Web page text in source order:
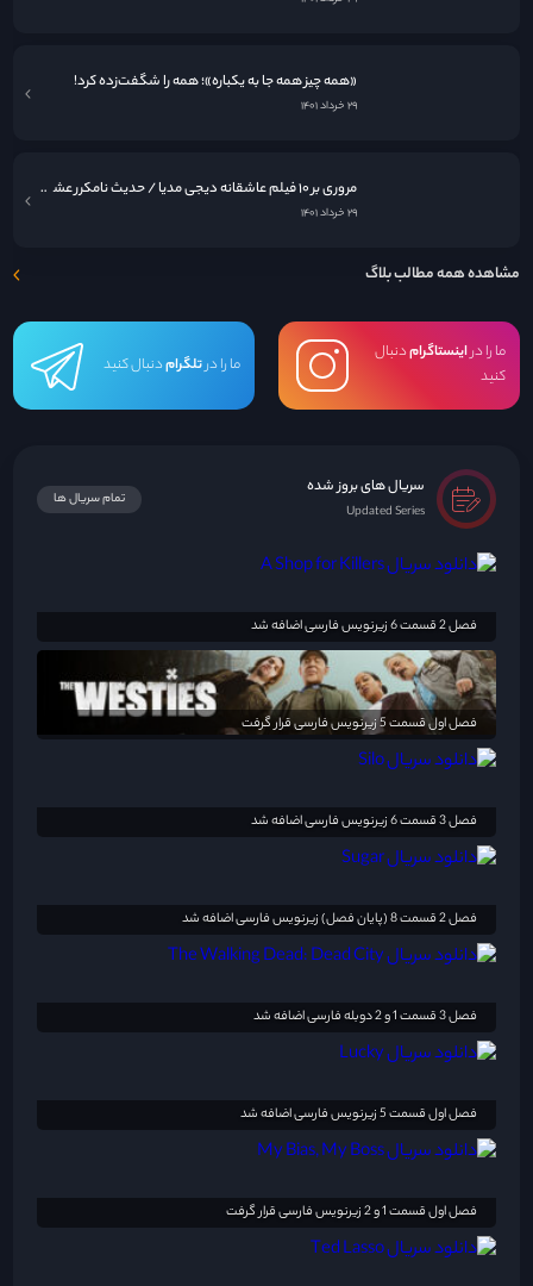
«همه چیز همه جا به یکباره»؛ همه را شگفت‌زده کرد!
۲۹ خرداد ۱۴۰۱
مروری بر ۱۰ فیلم عاشقانه دیجی مدیا / حدیث نامکرر عشق در قاب سینما
۲۹ خرداد ۱۴۰۱
مشاهده همه مطالب بلاگ
ما را دراینستاگرامدنبال
کنید
ما را درتلگرامدنبال کنید
سریال های بروز شده
Updated Series
تمام سریال ها
فصل 2 قسمت 6 زیرنویس فارسی اضافه شد
فصل اول قسمت 5 زیرنویس فارسی قرار گرفت
فصل 3 قسمت 6 زیرنویس فارسی اضافه شد
فصل 2 قسمت 8 (پایان فصل) زیرنویس فارسی اضافه شد
فصل 3 قسمت 1 و 2 دوبله فارسی اضافه شد
فصل اول قسمت 5 زیرنویس فارسی اضافه شد
فصل اول قسمت 1 و 2 زیرنویس فارسی قرار گرفت